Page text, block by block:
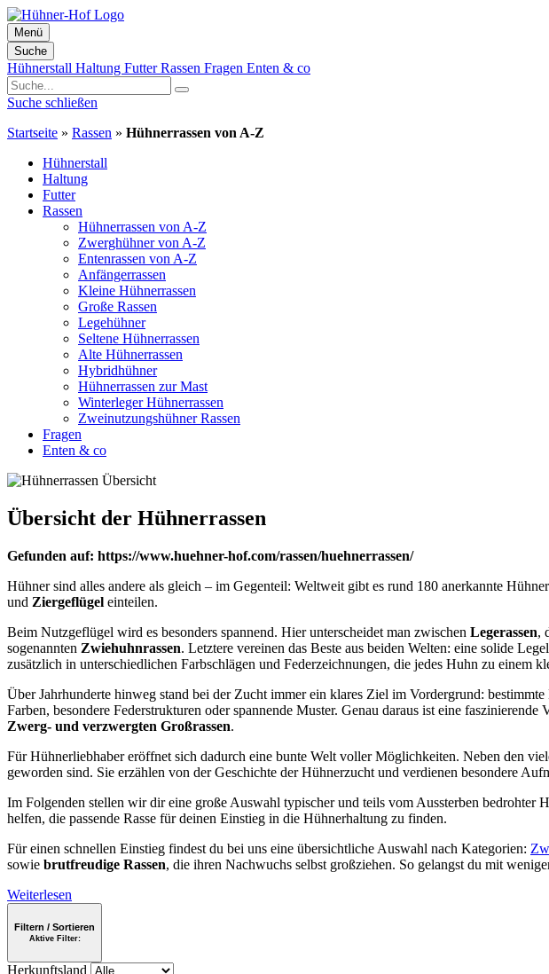
Menü
Suche
Zum
Inhalt
springen
Hühnerstall Haltung FutterRassen Fragen Enten & co
Suche schließen
Startseite » Rassen » Hühnerrassen von A-Z
Hühnerstall
Haltung
Futter
Rassen
Hühnerrassen von A-Z
Zwerghühner von A-Z
Entenrassen von A-Z
Anfängerrassen
Kleine Hühnerrassen
Große Rassen
Legehühner
Seltene Hühnerrassen
Alte Hühnerrassen
Hybridhühner
Hühnerrassen zur Mast
Winterleger Hühnerrassen
Zweinutzungshühner Rassen
Fragen
Enten & co
Übersicht der Hühnerrassen
Gefunden auf: https://www.huehner-hof.com/rassen/huehnerrassen/
Hühner sind alles andere als gleich – im Gegenteil: Weltweit gibt es rund 180 anerkannte
und Ziergeflügel einteilen.
Beim Nutzgeflügel wird es besonders spannend. Hier unterscheidet man zwischen Legerassen,
sogenannten Zwiehuhnrassen. Letztere vereinen das Beste aus beiden Welten: eine solide
zusätzlich in unterschiedlichen Farbschlägen und Federzeichnungen, die jedes Huhn zu einem
Über Jahrhunderte hinweg stand bei der Zucht immer ein klares Ziel im Vordergrund:
Farben, besondere Federstrukturen oder spannende Muster. Genau daraus ist eine faszinierende
Zwerg- und verzwergten Großrassen.
Für Hühnerliebhaber eröffnet sich dadurch eine bunte Welt voller Möglichkeiten. Neben den
geworden sind. Sie erzählen von der Geschichte der Hühnerzucht und verdienen besondere
Im Folgenden stellen wir dir eine große Auswahl typischer und teils vom Aussterben
helfen, die passende Rasse für deinen Einstieg in die Hühnerhaltung zu finden.
Für einen schnellen Einstieg findest du bei uns eine übersichtliche Auswahl nach Kategorien:
sowie brutfreudige Rassen, die ihren Nachwuchs selbst großziehen. So gelangst du mit
Weiterlesen
Filtern / Sortieren
Aktive Filter:
Herkunftsland